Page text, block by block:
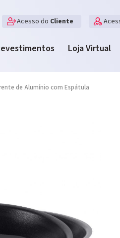
Acesso do Cliente
Loja Virtual
de Alumínio com Espátula